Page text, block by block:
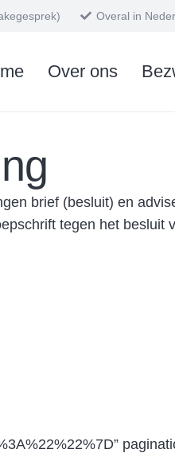
Overal in
Over ons
brief (besluit) en
tegen het besluit